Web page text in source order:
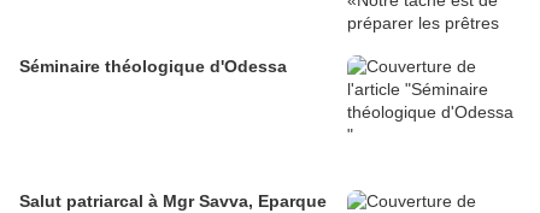
Séminaire théologique d'Odessa
Salut patriarcal à Mgr Savva, Eparque